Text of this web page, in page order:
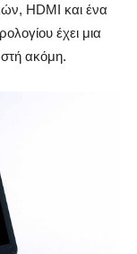
HDMI και ένα
έχει μια
ακόμη.